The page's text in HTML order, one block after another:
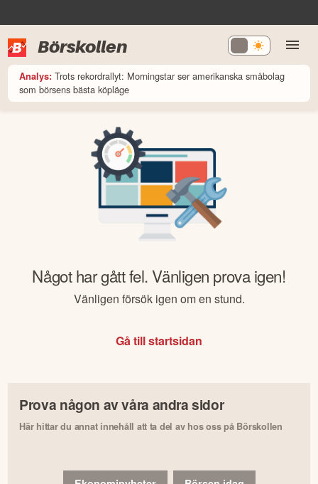
Börskollen
Analys: Trots rekordrallyt: Morningstar ser amerikanska småbolag
som börsens bästa köpläge
Något har gått fel. Vänligen prova igen!
Vänligen försök igen om en stund.
Gå till startsidan
Prova någon av våra andra sidor
Här hittar du annat innehåll att ta del av hos oss på Börskollen